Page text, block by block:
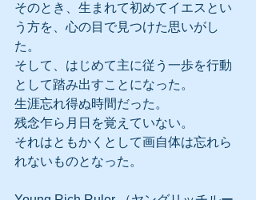
そのとき、生まれて初めてイエスとい
う方を、心の目で見つけた思いがし
た。
そして、はじめて主に従う一歩を行動
として踏み出すことになった。
生涯忘れ得ぬ時間だった。
残念乍ら月日を覚えていない。
それはともかくとして画自体は忘れら
れないものとなった。